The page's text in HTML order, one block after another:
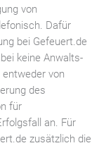
von
Dafür
bei Gefeuert.de
keine Anwalts-
von
des
für
an. Für
zusätzlich die